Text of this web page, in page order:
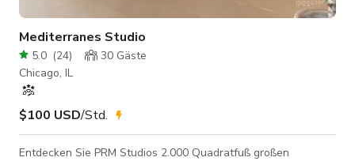
Mediterranes Studio
5.0 (24) 30 Gäste
Chicago, IL
$100 USD/Std.
Entdecken Sie PRM Studios 2.000 Quadratfuß großen